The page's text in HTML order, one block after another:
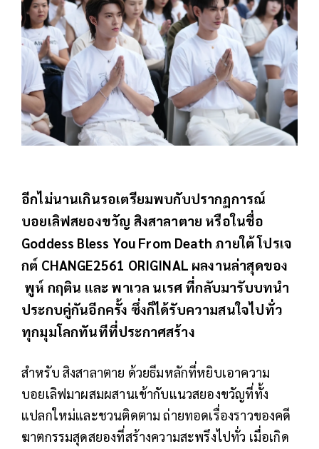
อีกไม่นานเกินรอเตรียมพบกับปรากฏการณ์
บอยเลิฟสยองขวัญ สิงสาลาตาย หรือในชื่อ
Goddess Bless You From Death ภายใต้ โปรเจ
กต์ CHANGE2561 ORIGINAL ผลงานล่าสุดของ
พูห์ กฤติน และ พาเวล นเรศ ที่กลับมารับบทนำ
ประกบคู่กันอีกครั้ง ซึ่งก็ได้รับความสนใจไปทั่ว
ทุกมุมโลกทันทีที่ประกาศสร้าง
สำหรับ สิงสาลาตาย ด้วยธีมหลักที่หยิบเอาความ
บอยเลิฟมาผสมผสานเข้ากับแนวสยองขวัญที่ทั้ง
แปลกใหม่และชวนติดตาม ถ่ายทอดเรื่องราวของคดี
ฆาตกรรมสุดสยองที่สร้างความสะพรึงไปทั่ว เมื่อเกิด